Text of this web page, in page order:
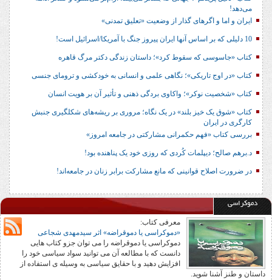
می‌دهد!
ایران و اما و اگرهای گذار از وضعیت «تعلیق تمدنی»
10 دلیلی که بر اساس آنها ایران پیروز جنگ با آمریکا/اسرائیل است!
کتاب «جاسوسی که سقوط کرد»؛ داستان زندگی دکتر مرگ قاهره
کتاب «در اوج تاریکی»؛ نگاهی علمی و انسانی به خودکشی و ترومای جنسی
کتاب «شخصیت نوکر»؛ واکاوی بردگی ذهنی و تأثیر آن بر هویت انسان
کتاب «شوق یک خیز بلند» در یک نگاه؛ مروری بر ریشه‌های شکل‎گیری جنبش
کارگری در ایران
بررسی کتاب «فهم حکمرانی مشارکتی در جامعه امروز»
د.برهم صالح؛ دیپلمات کُردی که روزی خود یک پناهنده بود!
در ضرورت اصلاح قوانینی که مانع مشارکت برابر زنان در جامعه‌اند!
دموکراسی
معرفی کتاب:
«دموکراسی یا دموقراضه» اثر سیدمهدی شجاعی
دموکراسی یا دموقراضه را می توان جزو کتاب هایی
دانست که با مطالعه آن می توانید سواد سیاسی خود را
افزایش دهید و با حقایق سیاسی به وسیله ی استفاده از
داستان و طنز آشنا شوید.